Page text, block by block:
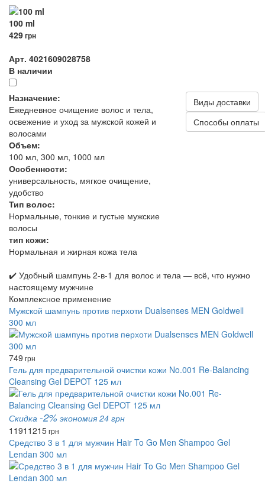
100 ml
429грн
Арт. 4021609028758
В наличии
Назначение:
Ежедневное очищение волос и тела,
освежение и уход за мужской кожей и
волосами
Объем:
100 мл, 300 мл, 1000 мл
Особенности:
универсальность, мягкое очищение,
удобство
Тип волос:
Нормальные, тонкие и густые мужские
волосы
тип кожи:
Нормальная и жирная кожа тела
Виды доставки
Способы оплаты
✔️ Удобный шампунь 2-в-1 для волос и тела — всё, что нужно
настоящему мужчине
Комплексное применение
Мужской шампунь против перхоти Dualsenses MEN Goldwell
300 мл
749 грн
Гель для предварительной очистки кожи No.001 Re-Balancing
Cleansing Gel DEPOT 125 мл
Скидка -2% экономия 24 грн
1191 1215грн
Средство 3 в 1 для мужчин Hair To Go Men Shampoo Gel
Lendan 300 мл